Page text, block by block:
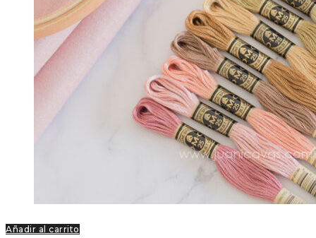
Añadir al carrito